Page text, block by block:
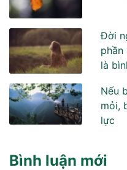
Đời
là
Nếu
mỏi,
lực
Bình luận mới